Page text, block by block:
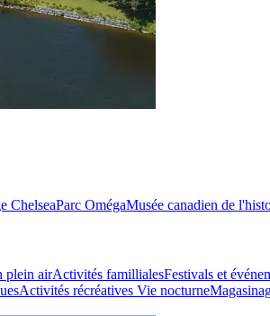
ChelseaParc OmégaMusée canadien de
plein airActivités famillialesFestivals et
Activités récréatives Vie nocturne